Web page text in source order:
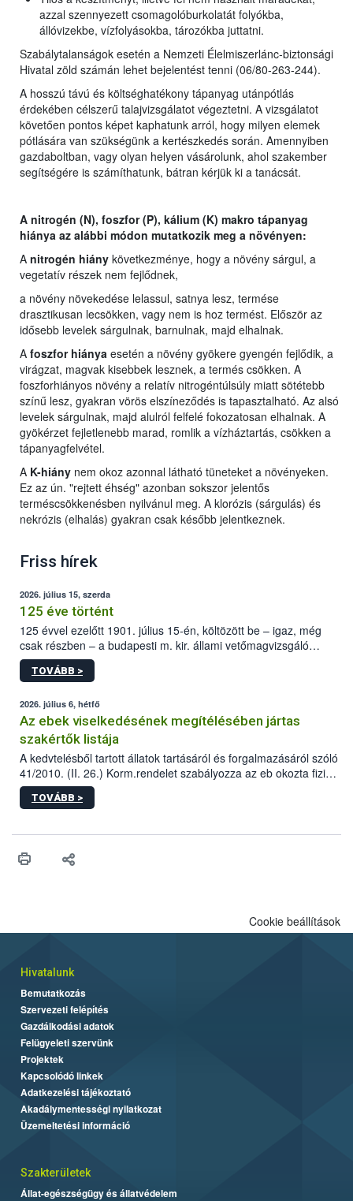
azzal szennyezett csomagolóburkolatát folyókba,
állóvizekbe, vízfolyásokba, tározókba juttatni.
Szabálytalanságok esetén a Nemzeti Élelmiszerlánc-biztonsági
Hivatal zöld számán lehet bejelentést tenni (06/80-263-244).
A hosszú távú és költséghatékony tápanyag utánpótlás
érdekében célszerű talajvizsgálatot végeztetni. A vizsgálatot
követően pontos képet kaphatunk arról, hogy milyen elemek
pótlására van szükségünk a kertészkedés során. Amennyiben
gazdaboltban, vagy olyan helyen vásárolunk, ahol szakember
segítségére is számíthatunk, bátran kérjük ki a tanácsát.
A nitrogén (N), foszfor (P), kálium (K) makro tápanyag
hiánya az alábbi módon mutatkozik meg a növényen:
A nitrogén hiány következménye, hogy a növény sárgul, a
vegetatív részek nem fejlődnek,
a növény növekedése lelassul, satnya lesz, termése
drasztikusan lecsökken, vagy nem is hoz termést. Először az
idősebb levelek sárgulnak, barnulnak, majd elhalnak.
A foszfor hiánya esetén a növény gyökere gyengén fejlődik, a
virágzat, magvak kisebbek lesznek, a termés csökken. A
foszforhiányos növény a relatív nitrogéntúlsúly miatt sötétebb
színű lesz, gyakran vörös elszíneződés is tapasztalható. Az alsó
levelek sárgulnak, majd alulról felfelé fokozatosan elhalnak. A
gyökérzet fejletlenebb marad, romlik a vízháztartás, csökken a
tápanyagfelvétel.
A K-hiány nem okoz azonnal látható tüneteket a növényeken.
Ez az ún. "rejtett éhség" azonban sokszor jelentős
terméscsökkenésben nyilvánul meg. A klorózis (sárgulás) és
nekrózis (elhalás) gyakran csak később jelentkeznek.
Friss hírek
2026. július 15, szerda
125 éve történt
125 évvel ezelőtt 1901. július 15-én, költözött be – igaz, még
csak részben – a budapesti m. kir. állami vetőmagvizsgáló
állomás a Kis Rókus utca 15. szám alatti, Czigler Győző által
tervezett új épületébe.
TOVÁBB >
2026. július 6, hétfő
Az ebek viselkedésének megítélésében jártas
szakértők listája
A kedvtelésből tartott állatok tartásáról és forgalmazásáról szóló
41/2010. (II. 26.) Korm.rendelet szabályozza az eb okozta fizikai
sérülés, illetve ennek veszélye keletkezésekor felmerülő
hatósági feladatokat, valamint a veszélyes eb tartását és annak
vonni az ebek viselkedésének megítélésében jártas szakértőt.
TOVÁBB >
Cookie beállítások
Hivatalunk
Bemutatkozás
Szervezeti felépítés
Gazdálkodási adatok
Felügyeleti szervünk
Projektek
Kapcsolódó linkek
Adatkezelési tájékoztató
Akadálymentességi nyilatkozat
Üzemeltetési információ
Szakterületek
Állat-egészségügy és állatvédelem